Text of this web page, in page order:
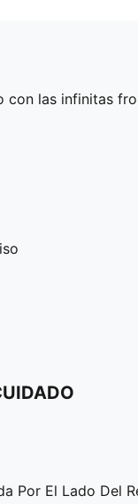
con las infinitas
Por El Lado Del